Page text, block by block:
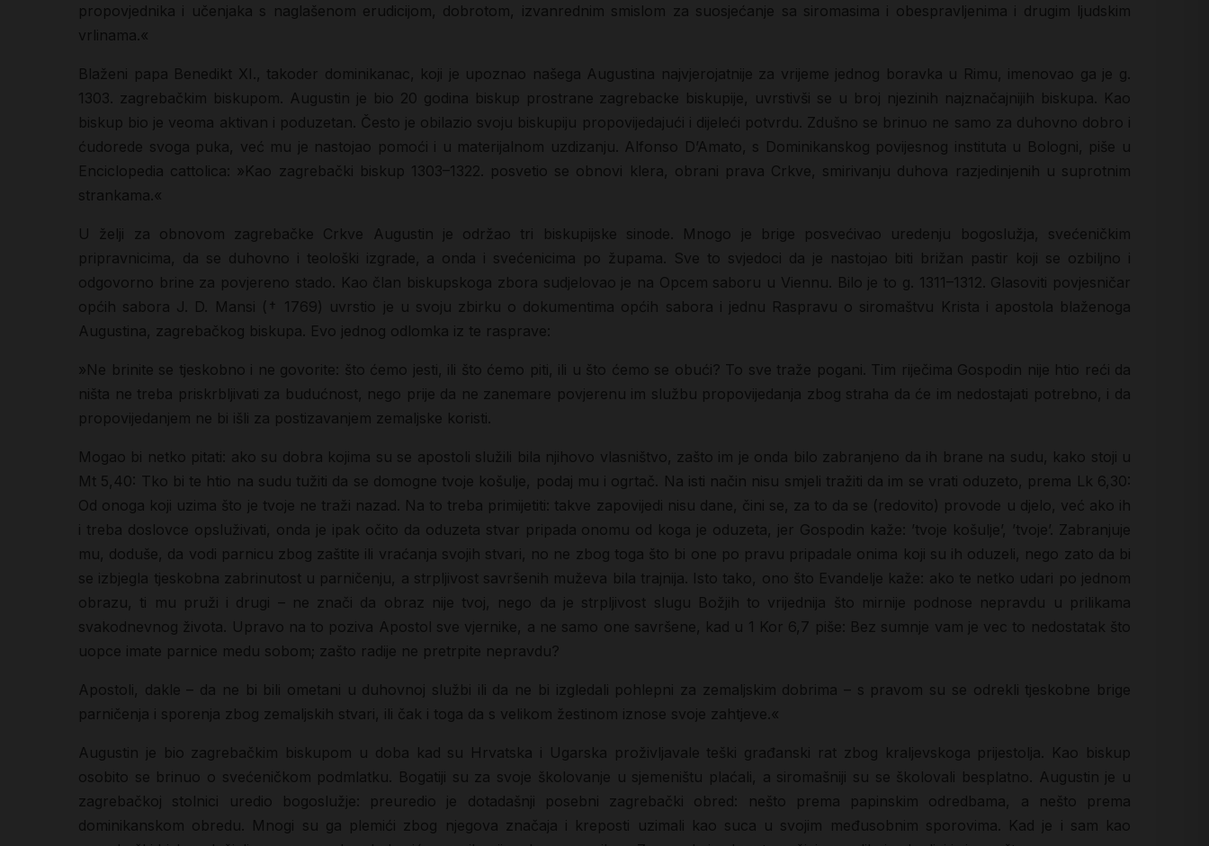
propovjednika i učenjaka s naglašenom erudicijom, dobrotom, izvanrednim smislom za suosjećanje sa siromasima i obespravljenima i drugim ljudskim
vrlinama.«
Blaženi papa Benedikt XI., takoder dominikanac, koji je upoznao našega Augustina najvjerojatnije za vrijeme jednog boravka u Rimu, imenovao ga je g.
1303. zagrebačkim biskupom. Augustin je bio 20 godina biskup prostrane zagrebacke biskupije, uvrstivši se u broj njezinih najznačajnijih biskupa. Kao
biskup bio je veoma aktivan i poduzetan. Često je obilazio svoju biskupiju propovijedajući i dijeleći potvrdu. Zdušno se brinuo ne samo za duhovno dobro i
ćudorede svoga puka, već mu je nastojao pomoći i u materijalnom uzdizanju. Alfonso D’Amato, s Dominikanskog povijesnog instituta u Bologni, piše u
Enciclopedia cattolica: »Kao zagrebački biskup 1303–1322. posvetio se obnovi klera, obrani prava Crkve, smirivanju duhova razjedinjenih u suprotnim
strankama.«
U želji za obnovom zagrebačke Crkve Augustin je održao tri biskupijske sinode. Mnogo je brige posvećivao uredenju bogoslužja, svećeničkim
pripravnicima, da se duhovno i teološki izgrade, a onda i svećenicima po župama. Sve to svjedoci da je nastojao biti brižan pastir koji se ozbiljno i
odgovorno brine za povjereno stado. Kao član biskupskoga zbora sudjelovao je na Opcem saboru u Viennu. Bilo je to g. 1311–1312. Glasoviti povjesničar
općih sabora J. D. Mansi († 1769) uvrstio je u svoju zbirku o dokumentima općih sabora i jednu Raspravu o siromaštvu Krista i apostola blaženoga
Augustina, zagrebačkog biskupa. Evo jednog odlomka iz te rasprave:
»Ne brinite se tjeskobno i ne govorite: što ćemo jesti, ili što ćemo piti, ili u što ćemo se obući? To sve traže pogani. Tim riječima Gospodin nije htio reći da
ništa ne treba priskrbljivati za budućnost, nego prije da ne zanemare povjerenu im službu propovijedanja zbog straha da će im nedostajati potrebno, i da
propovijedanjem ne bi išli za postizavanjem zemaljske koristi.
Mogao bi netko pitati: ako su dobra kojima su se apostoli služili bila njihovo vlasništvo, zašto im je onda bilo zabranjeno da ih brane na sudu, kako stoji u
Mt 5,40: Tko bi te htio na sudu tužiti da se domogne tvoje košulje, podaj mu i ogrtač. Na isti način nisu smjeli tražiti da im se vrati oduzeto, prema Lk 6,30:
Od onoga koji uzima što je tvoje ne traži nazad. Na to treba primijetiti: takve zapovijedi nisu dane, čini se, za to da se (redovito) provode u djelo, već ako ih
i treba doslovce opsluživati, onda je ipak očito da oduzeta stvar pripada onomu od koga je oduzeta, jer Gospodin kaže: ’tvoje košulje’, ’tvoje’. Zabranjuje
mu, doduše, da vodi parnicu zbog zaštite ili vraćanja svojih stvari, no ne zbog toga što bi one po pravu pripadale onima koji su ih oduzeli, nego zato da bi
se izbjegla tjeskobna zabrinutost u parničenju, a strpljivost savršenih muževa bila trajnija. Isto tako, ono što Evandelje kaže: ako te netko udari po jednom
obrazu, ti mu pruži i drugi – ne znači da obraz nije tvoj, nego da je strpljivost slugu Božjih to vrijednija što mirnije podnose nepravdu u prilikama
svakodnevnog života. Upravo na to poziva Apostol sve vjernike, a ne samo one savršene, kad u 1 Kor 6,7 piše: Bez sumnje vam je vec to nedostatak što
uopce imate parnice medu sobom; zašto radije ne pretrpite nepravdu?
Apostoli, dakle – da ne bi bili ometani u duhovnoj službi ili da ne bi izgledali pohlepni za zemaljskim dobrima – s pravom su se odrekli tjeskobne brige
parničenja i sporenja zbog zemaljskih stvari, ili čak i toga da s velikom žestinom iznose svoje zahtjeve.«
Augustin je bio zagrebačkim biskupom u doba kad su Hrvatska i Ugarska proživljavale teški građanski rat zbog kraljevskoga prijestolja. Kao biskup
osobito se brinuo o svećeničkom podmlatku. Bogatiji su za svoje školovanje u sjemeništu plaćali, a siromašniji su se školovali besplatno. Augustin je u
zagrebačkoj stolnici uredio bogoslužje: preuredio je dotadašnji posebni zagrebački obred: nešto prema papinskim odredbama, a nešto prema
dominikanskom obredu. Mnogi su ga plemići zbog njegova značaja i kreposti uzimali kao suca u svojim međusobnim sporovima. Kad je i sam kao